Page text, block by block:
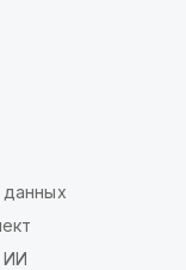
ИИ